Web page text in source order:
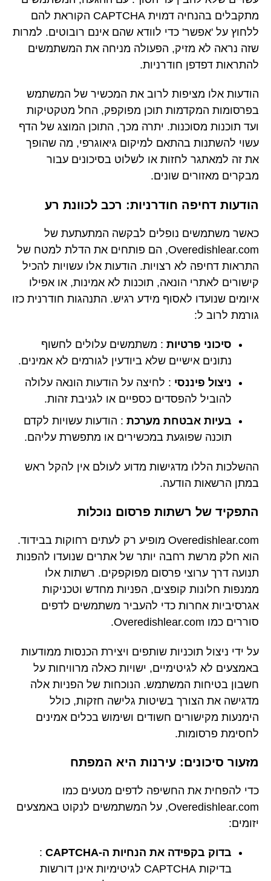
מתקבלים בהנחיה דמוית CAPTCHA הקוראת להם
ללחוץ על 'אפשר' כדי לוודא שהם אינם רובוטים. למרות
שזה נראה לא מזיק, הפעולה מניחה את המשתמשים
להתראות דפדפן חודרניות.
הודעות אלו מציפות לרוב את המכשיר של המשתמש
בפרסומות המקדמות תוכן מפוקפק, החל מטקטיקות
ועד תוכנות מסוכנות. יתרה מכך, התוכן המוצג של הדף
עשוי להשתנות בהתאם למיקום גיאוגרפי, מה שהופך
את זה למאתגר לחזות או לשלוט בסיכונים עבור
מבקרים מאזורים שונים.
הודעות דחיפה חודרניות: רכב לכוונת רע
כאשר משתמשים נופלים לבקשה המתעתעת של
Overedishlear.com, הם פותחים את הדלת למטח של
התראות דחיפה לא רצויות. הודעות אלו עשויות להכיל
קישורים לאתרי הונאה, תוכנות לא אמינות, או אפילו
איומים שנועדו לאסוף מידע רגיש. התנהגות חודרנית כזו
גורמת לרוב ל:
סיכוני פרטיות : משתמשים עלולים לחשוף
נתונים אישיים שלא ביודעין לגורמים לא אמינים.
ניצול פיננסי : לחיצה על הודעות הונאה עלולה
להוביל להפסדים כספיים או לגניבת זהות.
בעיות אבטחת מערכת : הודעות עשויות לקדם
תוכנה שפוגעת במכשירים או מתפשרת עליהם.
ההשלכות הללו מדגישות מדוע לעולם אין להקל ראש
במתן הרשאות הודעה.
התפקיד של רשתות פרסום נוכלות
Overedishlear.com מופיע רק לעתים רחוקות בבידוד.
הוא חלק מרשת רחבה יותר של אתרים שנועדו להפנות
תנועה דרך ערוצי פרסום מפוקפקים. רשתות אלו
ממנפות חלונות קופצים, הפניות מחדש וטכניקות
אגרסיביות אחרות כדי להעביר משתמשים לדפים
סוררים כמו Overedishlear.com.
על ידי ניצול תוכניות שותפים ויצירת הכנסות ממודעות
באמצעים לא לגיטימיים, ישויות כאלה מרוויחות על
חשבון בטיחות המשתמש. הנוכחות של הפניות אלה
מדגישה את הצורך בשיטות גלישה חזקות, כולל
הימנעות מקישורים חשודים ושימוש בכלים אמינים
לחסימת פרסומות.
מזעור סיכונים: עירנות היא המפתח
כדי להפחית את החשיפה לדפים מטעים כמו
Overedishlear.com, על המשתמשים לנקוט באמצעים
יזומים:
בדוק בקפידה את הנחיות ה-CAPTCHA
:
בדיקות CAPTCHA לגיטימיות אינן דורשות